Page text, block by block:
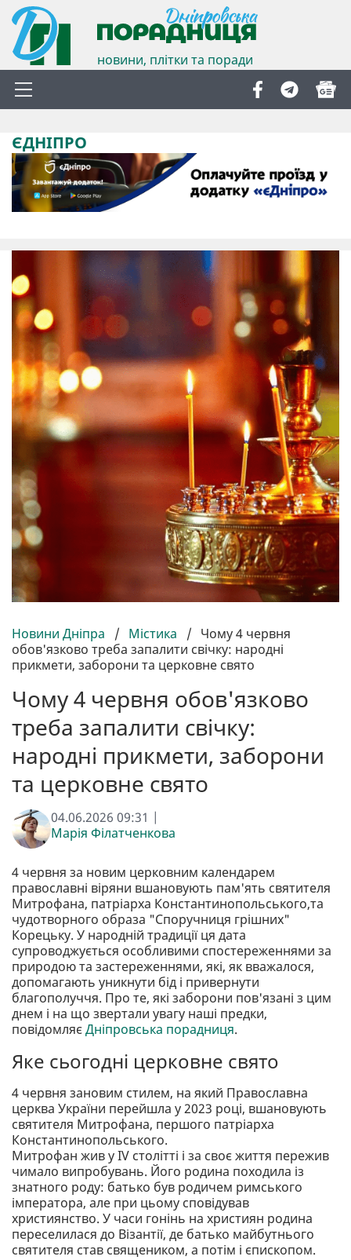
новини, плітки та поради
ЄДНІПРО
Новини Дніпра / Містика / Чому 4 червня
обов'язково треба запалити свічку: народні
прикмети, заборони та церковне свято
Чому 4 червня обов'язково
треба запалити свічку:
народні прикмети, заборони
та церковне свято
04.06.2026 09:31 |
Марія Філатченкова
4 червня за новим церковним календарем
православні віряни вшановують пам'ять святителя
Митрофана, патріарха Константинопольського,та
чудотворного образа "Споручниця грішних"
Корецьку. У народній традиції ця дата
супроводжується особливими спостереженнями за
природою та застереженнями, які, як вважалося,
допомагають уникнути бід і привернути
благополуччя. Про те, які заборони пов'язані з цим
днем і на що звертали увагу наші предки,
повідомляєДніпровська порадниця.
Яке сьогодні церковне свято
4 червня зановим стилем, на який Православна
церква України перейшла у 2023 році, вшановують
святителя Митрофана, першого патріарха
Константинопольського.
Митрофан жив у IV столітті і за своє життя пережив
чимало випробувань. Його родина походила із
знатного роду: батько був родичем римського
імператора, але при цьому сповідував
християнство. У часи гонінь на християн родина
переселилася до Візантії, де батько майбутнього
святителя став священиком, а потім і єпископом.